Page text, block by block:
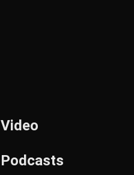
Video
Podcasts